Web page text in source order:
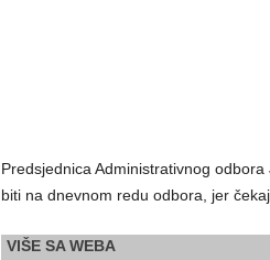
Predsjednica Administrativnog
biti na dnevnom redu odbora, jer